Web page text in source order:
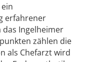
erfahrener
Ingelheimer
zählen die
als Chefarzt wird